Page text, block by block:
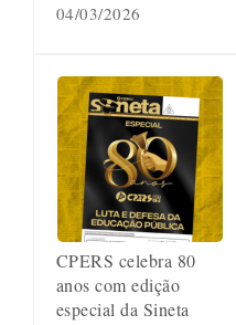
04/03/2026
CPERS celebra 80
anos com edição
especial da Sineta